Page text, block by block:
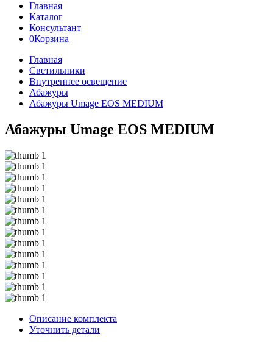
Главная
Каталог
Консультант
0Корзина
Главная
Светильники
Внутреннее освещение
Абажуры
Абажуры Umage EOS MEDIUM
Абажуры Umage EOS MEDIUM
Описание комплекта
Уточнить детали